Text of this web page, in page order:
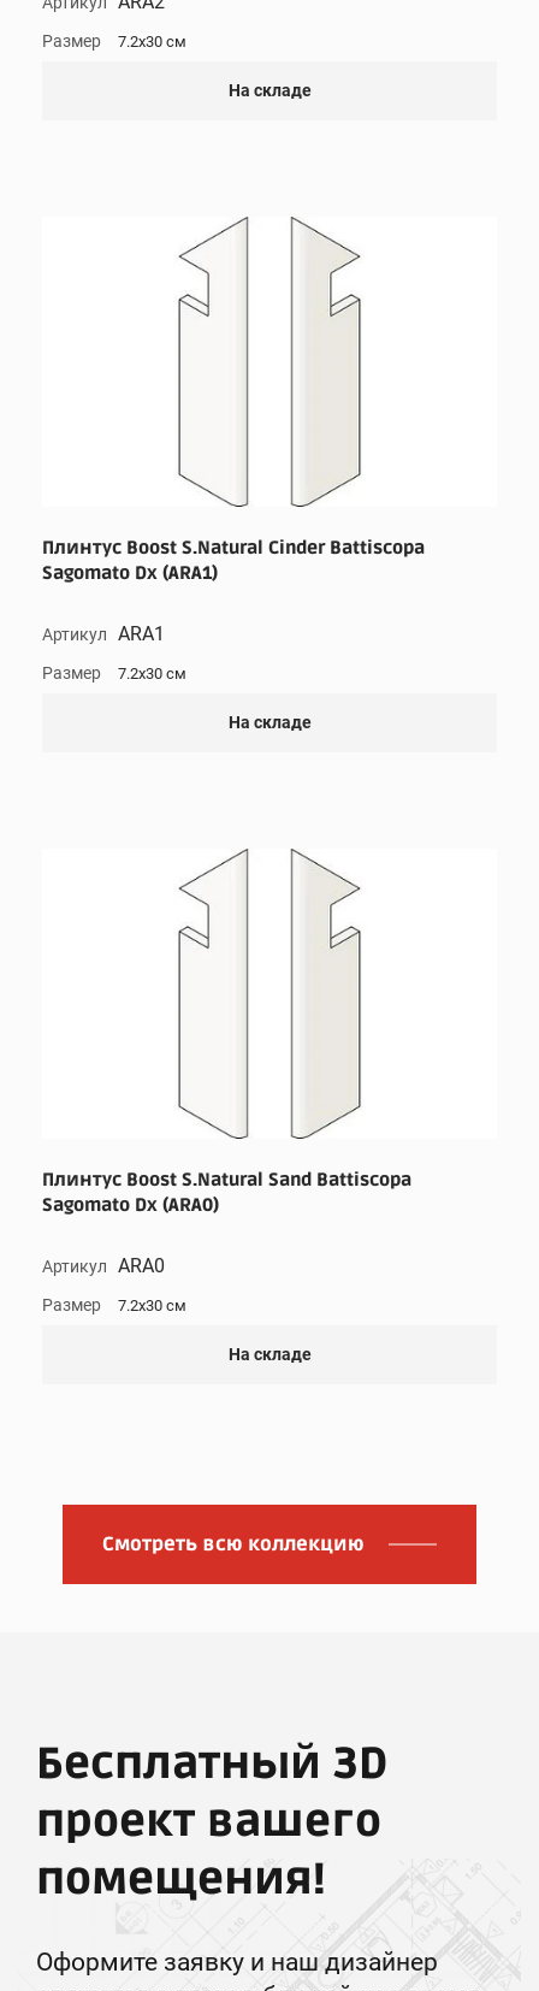
Размер 7.2x30 см
На складе
Плинтус Boost S.Natural Cinder Battiscopa
Sagomato Dx (ARA1)
Артикул ARA1
Размер 7.2x30 см
На складе
Плинтус Boost S.Natural Sand Battiscopa
Sagomato Dx (ARA0)
Артикул ARA0
Размер 7.2x30 см
На складе
Смотреть всю коллекцию
Бесплатный 3D
проект вашего
помещения!
Оформите заявку и наш дизайнер